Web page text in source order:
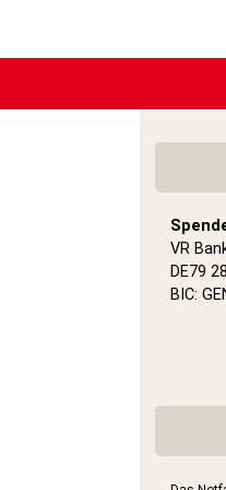
VR
DE79
BIC: